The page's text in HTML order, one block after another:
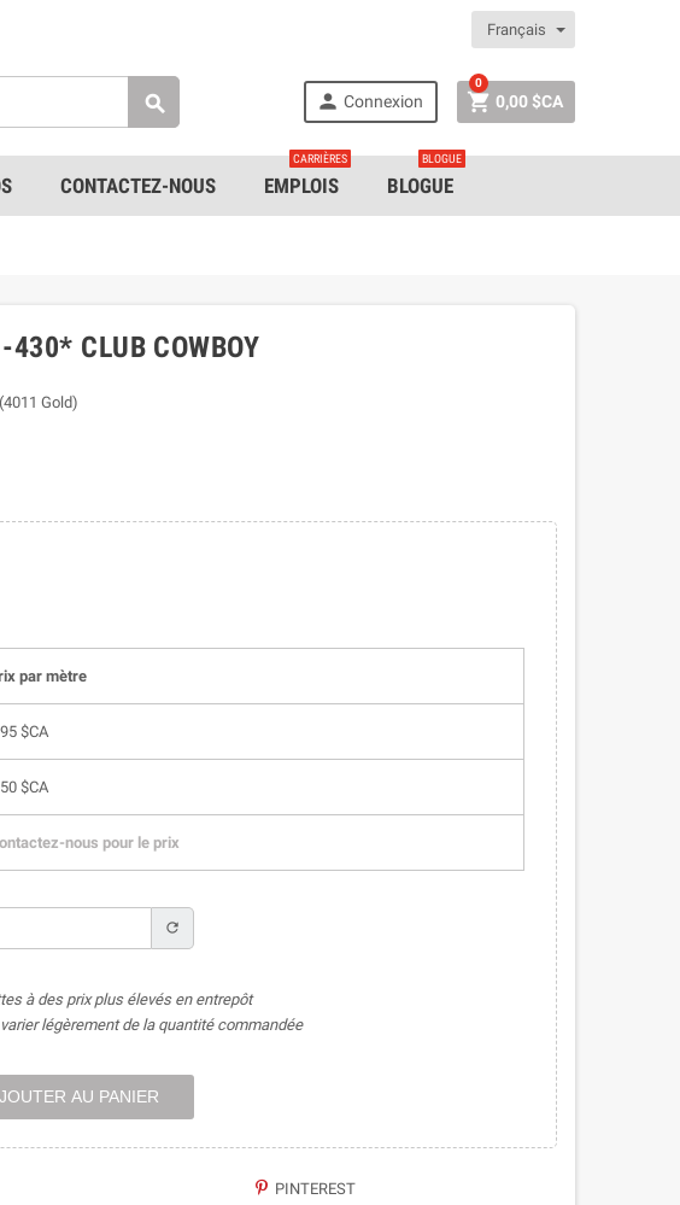
Français
  Connexion  0,00 $CA
0
CONTACTEZ-NOUS EMPLOIS
CARRIÈRES
BLOGUE
BLOGUE
430* CLUB COWBOY
Gold)
par mètre
$CA
$CA
nous pour le prix
refresh
à des prix plus élevés en entrepôt
légèrement de la quantité commandée
AU PANIER
PINTEREST